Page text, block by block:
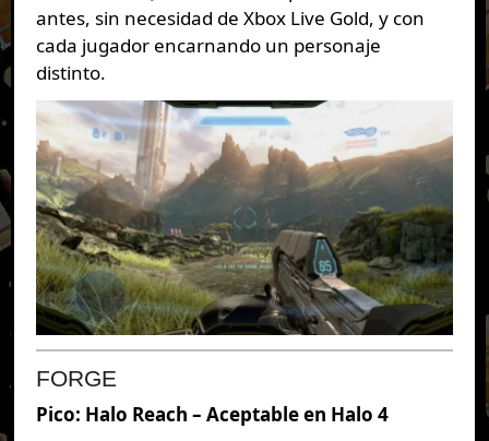
antes, sin necesidad de Xbox Live Gold, y con
cada jugador encarnando un personaje
distinto.
FORGE
Pico: Halo Reach – Aceptable en Halo 4